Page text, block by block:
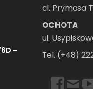
–
al. Prymasa
OCHOTA
ul.
Tel. (+48)
https://